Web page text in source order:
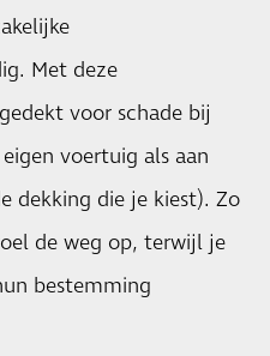
Met deze
voor schade bij
voertuig als aan
dekking die je kiest). Zo
de weg op, terwijl je
bestemming